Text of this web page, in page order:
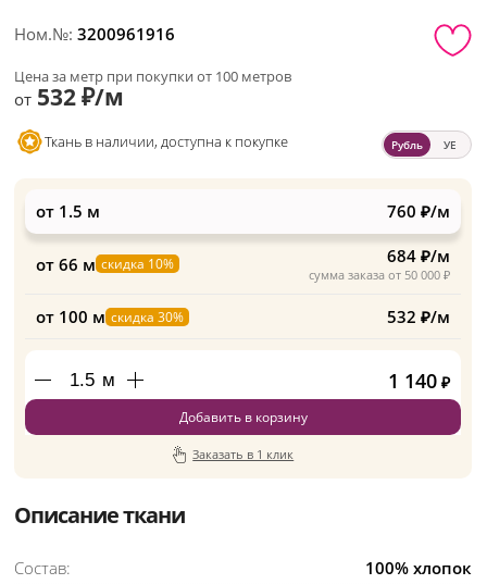
Ном.№:3200961916
Цена за метр при покупки от 100 метров
от 532 ₽/м
Ткань в наличии, доступна к покупке Рубль УЕ
от 1.5 м 760 ₽/м
от 66 м скидка 10%
сумма заказа от 50 000 ₽
684 ₽/м
от 100 м скидка 30% 532 ₽/м
м 1 140 ₽
Добавить в корзину
Заказать в 1 клик
Описание ткани
Состав:
100% хлопок